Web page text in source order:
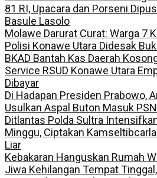
81 RI, Upacara dan Porseni
Basule Lasolo
Molawe Darurat Curat: Warga 7
Polisi Konawe Utara Didesak
BKAD Bantah Kas Daerah
Service RSUD Konawe Utara
Dibayar
Di Hadapan Presiden Prabowo,
Usulkan Aspal Buton Masuk PSN
Ditlantas Polda Sultra
Minggu, Ciptakan
Liar
Kebakaran Hanguskan Rumah
Jiwa Kehilangan Tempat